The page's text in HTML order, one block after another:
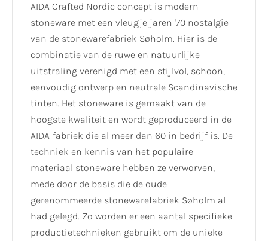
AIDA Crafted Nordic concept is modern
stoneware met een vleugje jaren '70 nostalgie
van de stonewarefabriek Søholm. Hier is de
combinatie van de ruwe en natuurlijke
uitstraling verenigd met een stijlvol, schoon,
eenvoudig ontwerp en neutrale Scandinavische
tinten. Het stoneware is gemaakt van de
hoogste kwaliteit en wordt geproduceerd in de
AIDA-fabriek die al meer dan 60 in bedrijf is. De
techniek en kennis van het populaire
materiaal stoneware hebben ze verworven,
mede door de basis die de oude
gerenommeerde stonewarefabriek Søholm al
had gelegd. Zo worden er een aantal specifieke
productietechnieken gebruikt om de unieke